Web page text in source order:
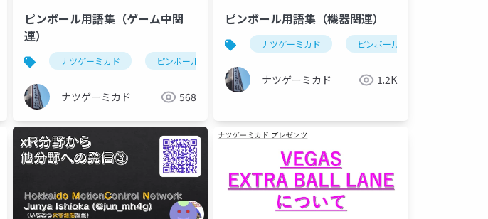
ピンボール用語集（ゲーム中関
連）
ナツゲーミカド ピンボール
ナツゲーミカド 568
ピンボール用語集（機器関連）
ナツゲーミカド ピンボール
ナツゲーミカド 1.2K